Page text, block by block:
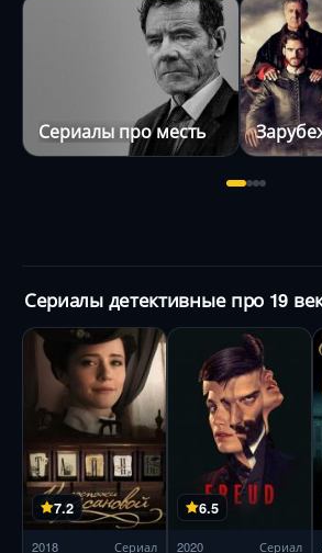
Сериалы про месть
Сериалы детективные про 19
7.2
2018 Сериал
6.5
2020 Сериал